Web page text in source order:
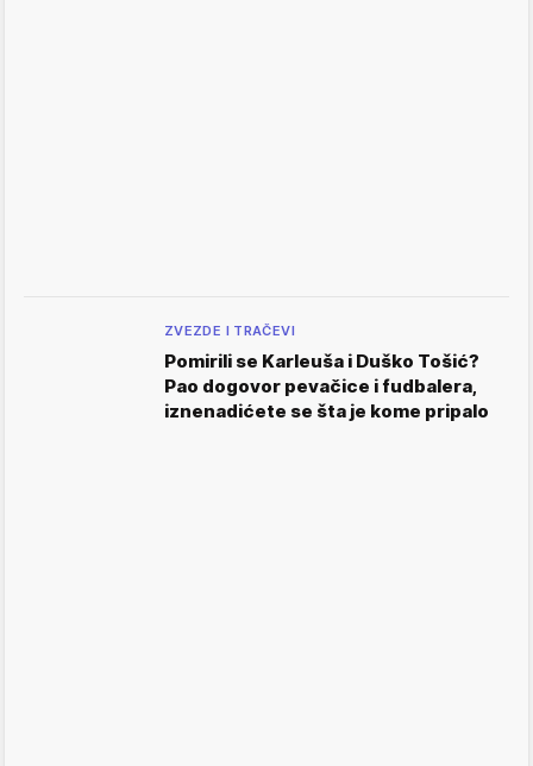
ZVEZDE I TRAČEVI
Pomirili se Karleuša i Duško Tošić?
Pao dogovor pevačice i fudbalera,
iznenadićete se šta je kome pripalo